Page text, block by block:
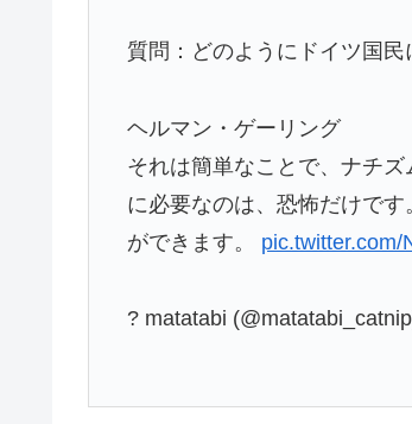
質問：どのようにドイツ国
ヘルマン・ゲーリング
それは簡単なことで、ナチ
に必要なのは、恐怖だけで
ができます。 pic.twitter.com/
? matatabi